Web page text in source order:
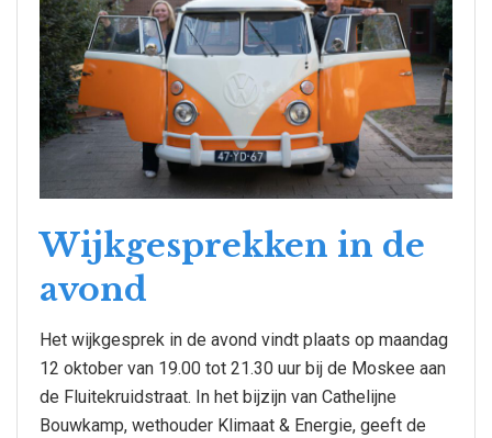
Wijkgesprekken in de
avond
Het wijkgesprek in de avond vindt plaats op maandag
12 oktober van 19.00 tot 21.30 uur bij de Moskee aan
de Fluitekruidstraat. In het bijzijn van Cathelijne
Bouwkamp, wethouder Klimaat & Energie, geeft de